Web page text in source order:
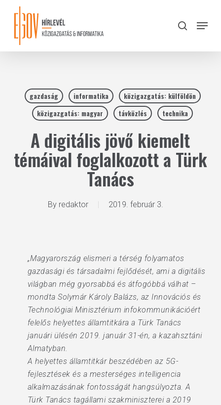
content
search
Menu
gazdaság informatika
közigazgatás: külföldön
közigazgatás: magyar
távközlés technika
A digitális jövő kiemelt
témáival foglalkozott a Türk
Tanács
By redaktor 2019. február 3.
„Magyarország elismeri a térség folyamatos
gazdasági és társadalmi fejlődését, ami a digitális
világban még gyorsabbá és átfogóbbá válhat –
mondta Solymár Károly Balázs, az Innovációs és
Technológiai Minisztérium infokommunikációért
felelős helyettes államtitkára a Türk Tanács
januári ülésén 2019. január 31-én, a kazahsztáni
Almatyban.
A helyettes államtitkár beszédében az 5G-
fejlesztések és a mesterséges intelligencia
alkalmazásának fontosságát hangsúlyozta. A
Türk Tanács tagállami szakminiszterei a 2019
Close